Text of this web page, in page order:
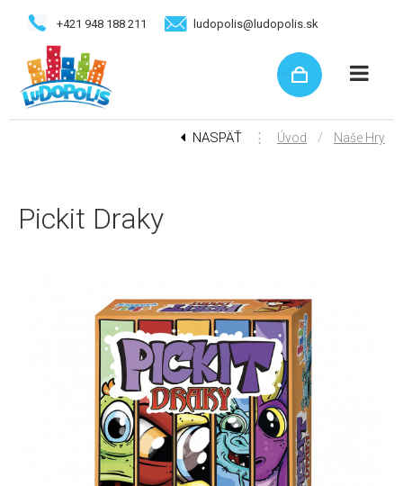
+421 948 188 211 ludopolis@ludopolis.sk
NASPÄŤ ⋮ Úvod / Naše Hry
Pickit Draky